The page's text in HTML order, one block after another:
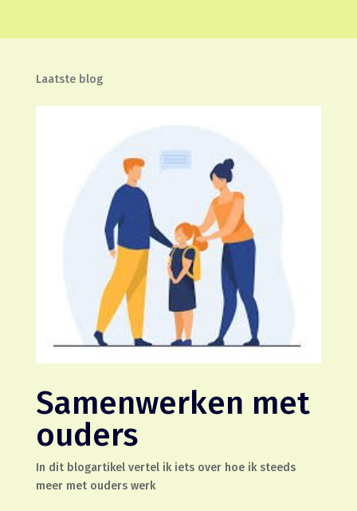
Laatste blog
Samenwerken met
ouders
In dit blogartikel vertel ik iets over hoe ik steeds
meer met ouders werk